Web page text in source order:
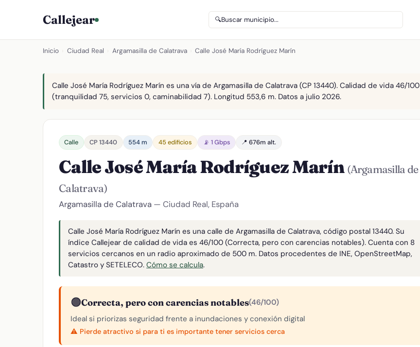
Callejear 🔍Buscar municipio...
Inicio Ciudad Real Argamasilla de Calatrava Calle José María Rodríguez Marín
Calle José María Rodríguez Marín es una vía de Argamasilla de Calatrava (CP 13440). Calidad de vida 46/100
(tranquilidad 75, servicios 0, caminabilidad 7). Longitud 553,6 m. Datos a julio 2026.
Calle CP 13440 554 m 45 edificios 📡 1 Gbps 📍 676m alt.
Calle José María Rodríguez Marín (Argamasilla de
Calatrava)
Argamasilla de Calatrava — Ciudad Real, España
Calle José María Rodríguez Marín es una calle de Argamasilla de Calatrava, código postal 13440. Su
índice Callejear de calidad de vida es 46/100 (Correcta, pero con carencias notables). Cuenta con 8
servicios cercanos en un radio aproximado de 500 m. Datos procedentes de INE, OpenStreetMap,
Catastro y SETELECO. Cómo se calcula.
🟠Correcta, pero con carencias notables(46/100)
Ideal si priorizas seguridad frente a inundaciones y conexión digital
⚠️ Pierde atractivo si para ti es importante tener servicios cerca